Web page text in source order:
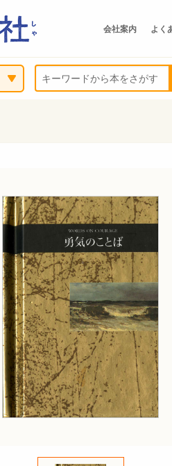
会社案内 よく